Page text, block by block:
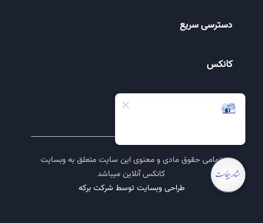
دسترسی سریع
کانکس
کانتینر
تمامی حقوق مادی و معنوی این سایت متعلق به وبسایت
کانکس آنلاین میباشد
طراحی وبسایت توسط شرکت برکه